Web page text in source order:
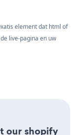
element dat html of
live-pagina en uw
our shopify